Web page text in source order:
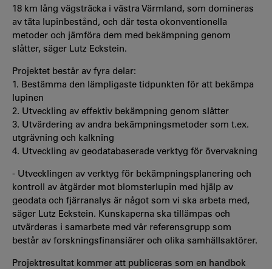
18 km lång vägsträcka i västra Värmland, som domineras
av täta lupinbestånd, och där testa okonventionella
metoder och jämföra dem med bekämpning genom
slåtter, säger Lutz Eckstein.
Projektet består av fyra delar:
1. Bestämma den lämpligaste tidpunkten för att bekämpa
lupinen
2. Utveckling av effektiv bekämpning genom slåtter
3. Utvärdering av andra bekämpningsmetoder som t.ex.
utgrävning och kalkning
4. Utveckling av geodatabaserade verktyg för övervakning
- Utvecklingen av verktyg för bekämpningsplanering och
kontroll av åtgärder mot blomsterlupin med hjälp av
geodata och fjärranalys är något som vi ska arbeta med,
säger Lutz Eckstein. Kunskaperna ska tillämpas och
utvärderas i samarbete med vår referensgrupp som
består av forskningsfinansiärer och olika samhällsaktörer.
Projektresultat kommer att publiceras som en handbok